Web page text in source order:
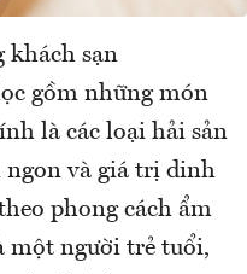
khách sạn
gồm những món
là các loại hải sản
ngon và giá trị dinh
phong cách ẩm
một người trẻ tuổi,